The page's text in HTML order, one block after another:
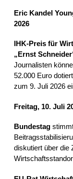
Eric Kandel
2026
IHK-Preis für
„Ernst
Journalisten
52.000 Euro
zum 9. Juli 2026
Freitag, 10. Juli
Bundestag
diskutiert über die